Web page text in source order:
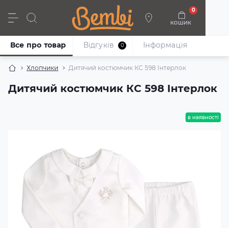
кошик
0
Дівчата Хлопці Немовлята Взуття
Хлопчики Дитячий костюмчик КС 598 Інтерлок
Дитячий костюмчик КС 598 Інтерлок
Все про товар Відгуків 0 Iнформація
в наявності